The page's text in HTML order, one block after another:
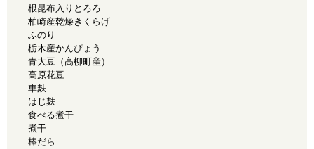
根昆布入りとろろ
柏崎産乾燥きくらげ
ふのり
栃木産かんぴょう
青大豆（高柳町産）
高原花豆
車麸
はじ麸
食べる煮干
煮干
棒だら